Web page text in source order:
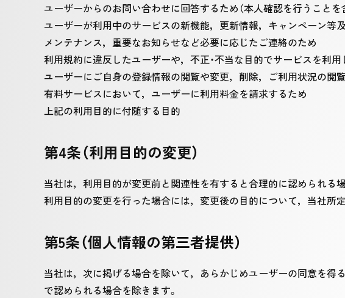
ユーザーからのお問い合わせに回答するため（本人確認を行うことを
ユーザーが利用中のサービスの新機能，更新情報，キャンペーン
メンテナンス，重要なお知らせなど必要に応じたご連絡のため
利用規約に違反したユーザーや，不正・不当な目的でサービスを利
ユーザーにご自身の登録情報の閲覧や変更，削除，ご利用状況の閲
有料サービスにおいて，ユーザーに利用料金を請求するため
上記の利用目的に付随する目的
第4条（利用目的の変更）
当社は，利用目的が変更前と関連性を有すると合理的に認められる
利用目的の変更を行った場合には，変更後の目的について，当社所
第5条（個人情報の第三者提供）
当社は，次に掲げる場合を除いて，あらかじめユーザーの同意を
で認められる場合を除きます。